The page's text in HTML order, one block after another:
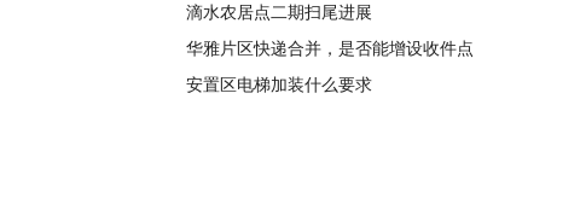
滴水农居点二期扫尾进展
华雅片区快递合并，是否能增设收件点
安置区电梯加装什么要求